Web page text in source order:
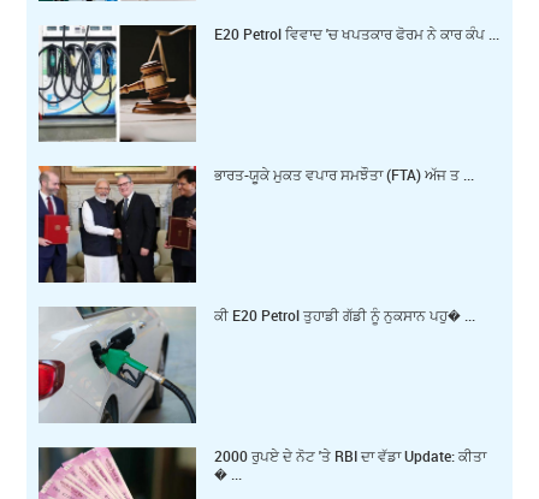
E20 Petrol ਵਿਵਾਦ 'ਚ ਖਪਤਕਾਰ ਫੋਰਮ ਨੇ ਕਾਰ ਕੰਪ ...
ਭਾਰਤ-ਯੂਕੇ ਮੁਕਤ ਵਪਾਰ ਸਮਝੌਤਾ (FTA) ਅੱਜ ਤ ...
ਕੀ E20 Petrol ਤੁਹਾਡੀ ਗੱਡੀ ਨੂੰ ਨੁਕਸਾਨ ਪਹੁ� ...
2000 ਰੁਪਏ ਦੇ ਨੋਟ 'ਤੇ RBI ਦਾ ਵੱਡਾ Update: ਕੀਤਾ
� ...